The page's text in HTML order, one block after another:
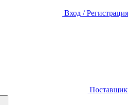
Вход / Регистрация